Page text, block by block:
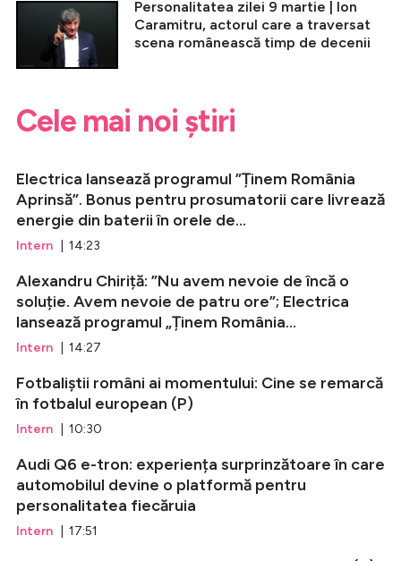
Personalitatea zilei 9 martie | Ion
Caramitru, actorul care a traversat
scena românească timp de decenii
Cele mai noi știri
Electrica lansează programul ”Ținem România
Aprinsă”. Bonus pentru prosumatorii care livrează
energie din baterii în orele de...
Intern | 14:23
Alexandru Chiriță: ”Nu avem nevoie de încă o
soluție. Avem nevoie de patru ore”; Electrica
lansează programul „Ținem România...
Intern | 14:27
Fotbaliștii români ai momentului: Cine se remarcă
în fotbalul european (P)
Intern | 10:30
Audi Q6 e-tron: experiența surprinzătoare în care
automobilul devine o platformă pentru
personalitatea fiecăruia
Intern | 17:51